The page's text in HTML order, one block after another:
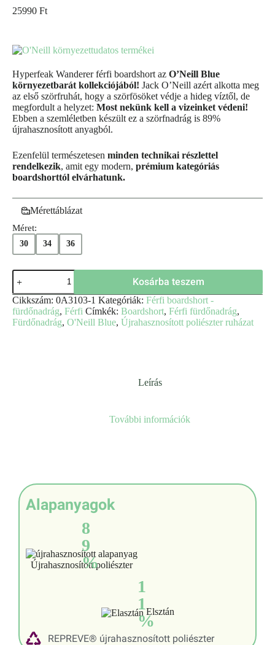
25990 Ft
Hyperfeak Wanderer férfi boardshort az O’Neill Blue
környezetbarát kollekciójából! Jack O’Neill azért alkotta meg
az első szörfruhát, hogy a szörfösöket védje a hideg víztől, de
megfordult a helyzet: Most nekünk kell a vizeinket védeni!
Ebben a szemléletben készült ez a szörfnadrág is 89%
újrahasznosított anyagból.
Ezenfelül természetesen minden technikai részlettel
rendelkezik, amit egy modern, prémium kategóriás
boardshorttól elvárhatunk.
Mérettáblázat
Méret:
30 34 36
Kosárba teszem
Cikkszám: 0A3103-1 Kategóriák: Férfi boardshort -
fürdőnadrág, Férfi Címkék: Boardshort, Férfi fürdőnadrág,
Fürdőnadrág, O'Neill Blue, Újrahasznosított poliészter ruházat
Leírás
További információk
Alapanyagok
8
9
%
Újrahasznosított poliészter
1
1
%
Elsztán
REPREVE® újrahasznosított poliészter